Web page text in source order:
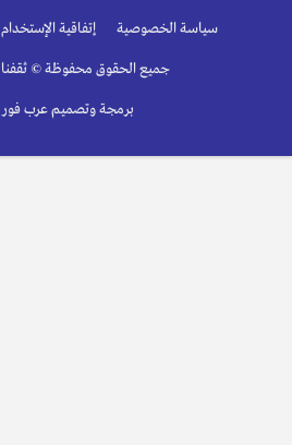
سياسة الخصوصية إتفاقية الإستخدام
جميع الحقوق محفوظة © ثقفنا كل
برمجة وتصميم عرب